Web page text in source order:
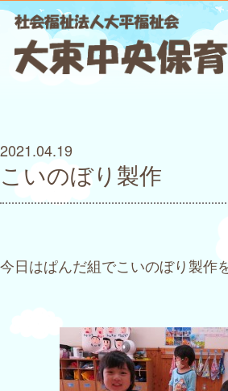
こいのぼり製作
2021.04.19
今日はぱんだ組でこいのぼり製作